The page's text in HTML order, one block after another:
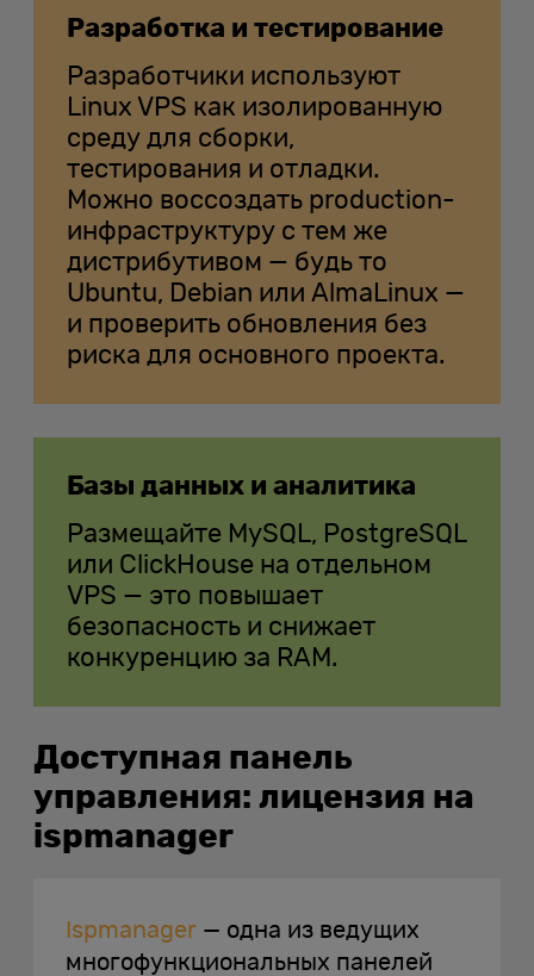
Разработка и тестирование
Разработчики используют
Linux VPS как изолированную
среду для сборки,
тестирования и отладки.
Можно воссоздать production-
инфраструктуру с тем же
дистрибутивом — будь то
Ubuntu, Debian или AlmaLinux —
и проверить обновления без
риска для основного проекта.
Базы данных и аналитика
Размещайте MySQL, PostgreSQL
или ClickHouse на отдельном
VPS — это повышает
безопасность и снижает
конкуренцию за RAM.
Доступная панель
управления: лицензия на
ispmanager
Ispmanager — одна из ведущих
многофункциональных панелей